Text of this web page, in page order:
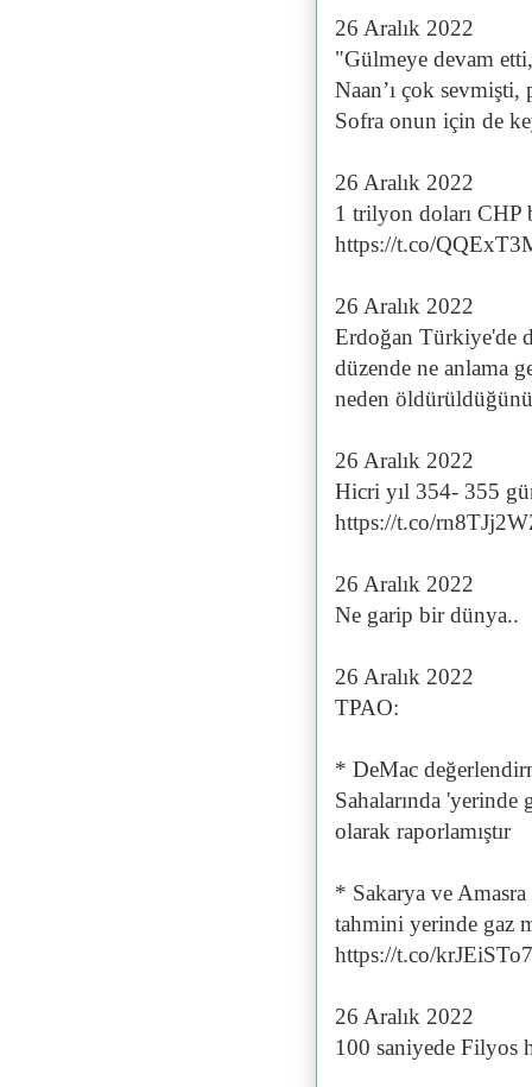
26 Aralık 2022
"Gülmeye devam
Naan’ı çok
Sofra onun için de
26 Aralık 2022
1 trilyon doları CHP
https://t.co/
26 Aralık 2022
Erdoğan Türkiye'de
düzende ne anlama
neden
26 Aralık 2022
Hicri yıl 354- 355
https://t.co/
26 Aralık 2022
Ne garip bir dünya..
26 Aralık 2022
TPAO:
* DeMac
Sahalarında 'yerinde
olarak raporlamıştır
* Sakarya ve
tahmini yerinde gaz
https://t.co/
26 Aralık 2022
100 saniyede Filyos